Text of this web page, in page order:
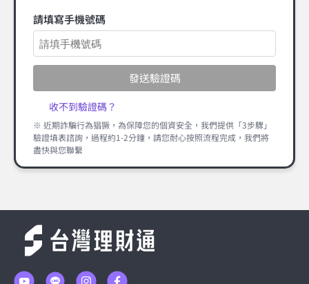
請填寫手機號碼
發送驗證碼
收不到驗證碼？
※ 近期詐騙行為猖獗，為保障您的個資安全，我們提供「3步驟」
驗證填表諮詢，過程約1-2分鐘，請您耐心按照流程完成，我們將
盡快與您聯繫